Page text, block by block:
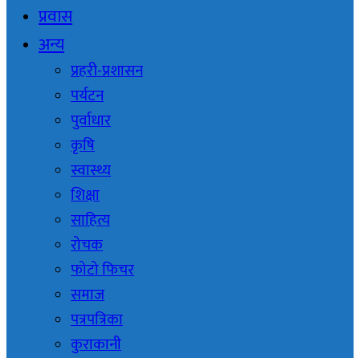
प्रवास
अन्य
प्रहरी-प्रशासन
पर्यटन
पुर्वाधार
कृषि
स्वास्थ्य
शिक्षा
साहित्य
रोचक
फोटो फिचर
समाज
पत्रपत्रिका
कुराकानी